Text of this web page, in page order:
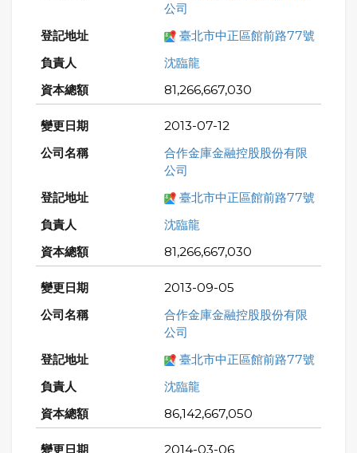
公司
臺北市中正區館前路77號
沈臨龍
81,266,667,030
2013-07-12
合作金庫金融控股股份有限
公司
臺北市中正區館前路77號
沈臨龍
81,266,667,030
2013-09-05
合作金庫金融控股股份有限
公司
臺北市中正區館前路77號
沈臨龍
86,142,667,050
2014-03-06